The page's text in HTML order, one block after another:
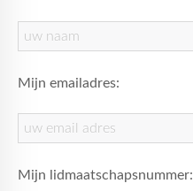
Mijn emailadres:
Mijn lidmaatschapsnummer: